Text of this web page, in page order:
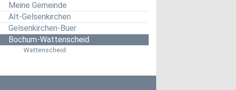
Meine Gemeinde
Alt-Gelsenkirchen
Gelsenkirchen-Buer
Bochum-Wattenscheid
Wattenscheid